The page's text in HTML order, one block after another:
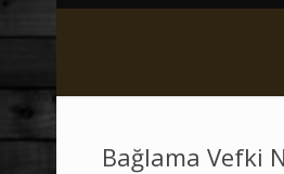
Bağlama Vefki